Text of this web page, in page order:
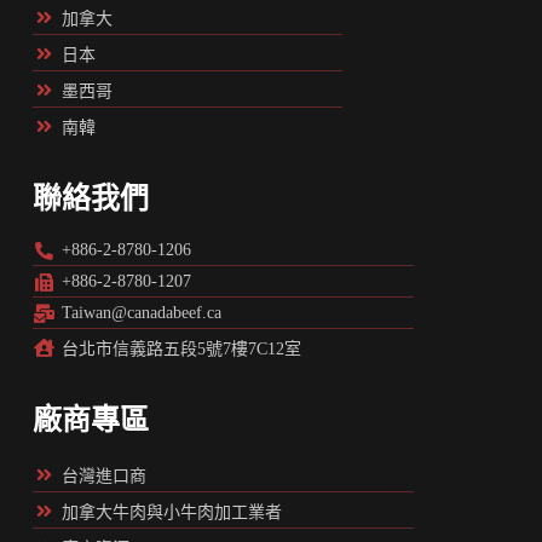
加拿大
日本
墨西哥
南韓
聯絡我們
+886-2-8780-1206
+886-2-8780-1207
Taiwan@canadabeef.ca
台北市信義路五段5號7樓7C12室
廠商專區
台灣進口商
加拿大牛肉與小牛肉加工業者